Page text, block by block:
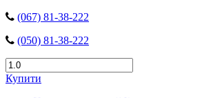
(067) 81-38-222
(050) 81-38-222
Купити